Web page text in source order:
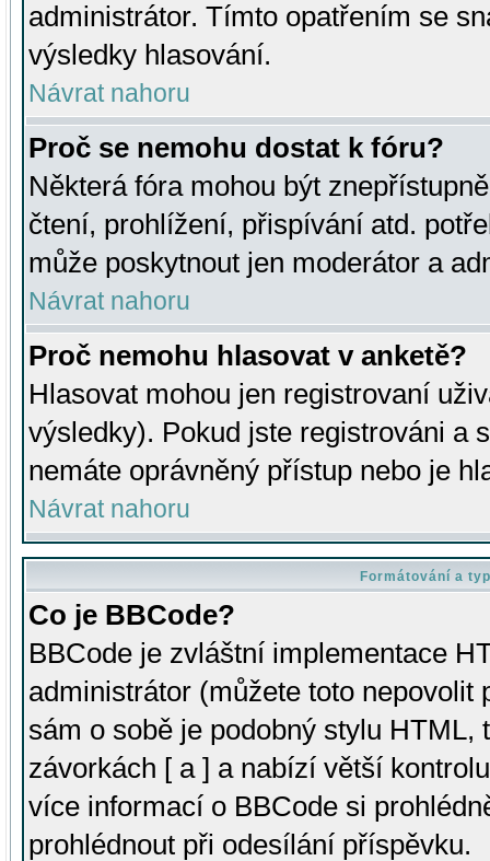
administrátor. Tímto opatřením se
výsledky hlasování.
Návrat nahoru
Proč se nemohu dostat k fóru?
Některá fóra mohou být
čtení, prohlížení, přispívání atd.
může poskytnout jen moderátor a
Návrat nahoru
Proč nemohu hlasovat v anketě?
Hlasovat mohou jen registrovaní
výsledky). Pokud jste registrováni a
nemáte oprávněný přístup nebo je
Návrat nahoru
Formátování a
Co je BBCode?
BBCode je zvláštní implementace
administrátor (můžete toto
sám o sobě je podobný stylu HTML,
závorkách [ a ] a nabízí větší
více informací o BBCode si
prohlédnout při odesílání příspěvku.